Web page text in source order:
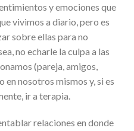
y emociones que
vivimos a diario, pero es
sobre ellas para no
no echarle la culpa a las
(pareja, amigos,
nosotros mismos y, si es
ir a terapia.
relaciones en donde